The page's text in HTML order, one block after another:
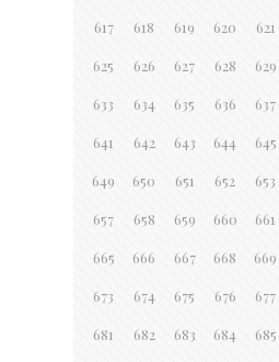
617 618 619 620 621
625 626 627 628 629
633 634 635 636 637
641 642 643 644 645
649 650 651 652 653
657 658 659 660 661
665 666 667 668 669
673 674 675 676 677
681 682 683 684 685